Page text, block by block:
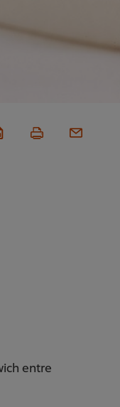
entre